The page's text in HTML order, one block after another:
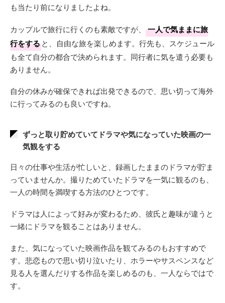
も当たり前になりましたよね。
カップルで旅行に行くのも素敵ですが、
一人で気ままに旅
行をすると、自由な旅を楽しめます。行先も、スケジュール
も全て自分の都合で決められます。同行者に気を遣う必要も
ありません。
自分の休みが確保できれば出発できるので、思い切って海外
に行ってみるのも良いですね。
ずっと取り貯めていてドラマや気になっていた映画の一
気観をする
日々の仕事や生活が忙しいと、録画したままのドラマが貯ま
っていませんか。撮りためていたドラマを一気に観るのも、
一人の時間を満喫する方法のひとつです。
ドラマは人によって好みが変わるため、彼氏と趣味が違うと
一緒にドラマを観ることはありません。
また、気になっていた映画作品を観てみるのもおすすめで
す。悲恋もので思い切り泣いたり、ホラーやサスペンスなど
見る人を選んだりする作品を楽しめるのも、一人ならではで
す。